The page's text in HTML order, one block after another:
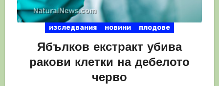
изследвания новини плодове
Ябълков екстракт убива
ракови клетки на дебелото
черво